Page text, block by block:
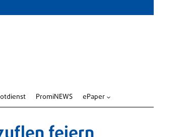
PromiNEWS ePaper 3